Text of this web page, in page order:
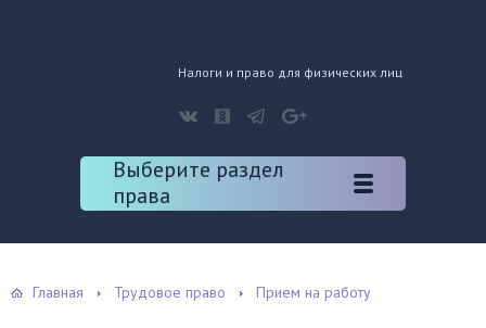
Налоги и право для физических лиц
Выберите раздел
права
Главная Трудовое право Прием на работу